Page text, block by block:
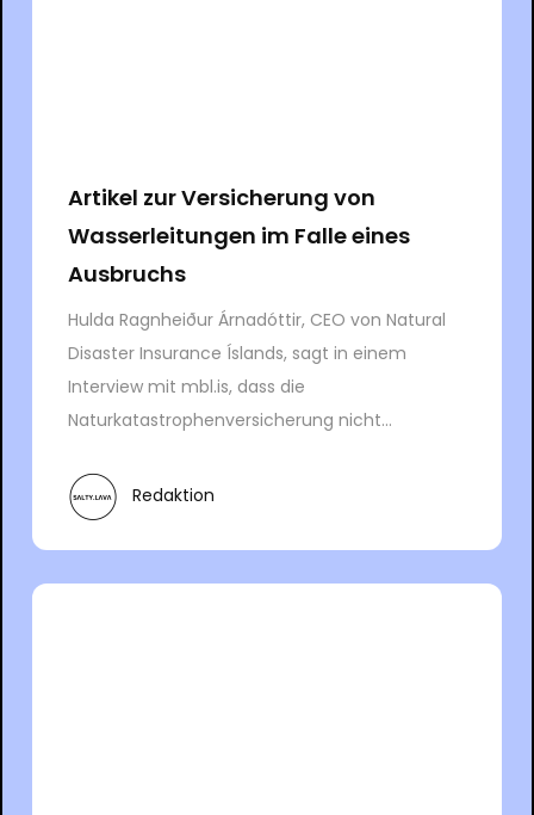
Artikel zur Versicherung von
Wasserleitungen im Falle eines
Ausbruchs
Hulda Ragnheiður Árnadóttir, CEO von Natural
Disaster Insurance Íslands, sagt in einem
Interview mit mbl.is, dass die
Naturkatastrophenversicherung nicht...
Redaktion